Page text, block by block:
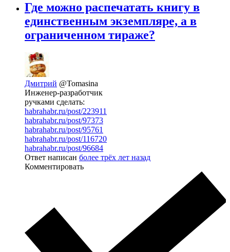
Где можно распечатать книгу в
единственным экземпляре, а в
ограниченном тираже?
Дмитрий @Tomasina
Инженер-разработчик
ручками сделать:
habrahabr.ru/post/223911
habrahabr.ru/post/97373
habrahabr.ru/post/95761
habrahabr.ru/post/116720
habrahabr.ru/post/96684
Ответ написан более трёх лет назад
Комментировать